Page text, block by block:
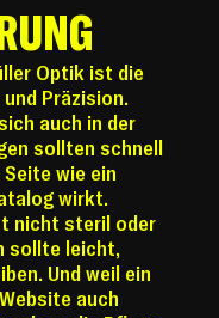
Optik ist die
Präzision.
auch in der
sollten schnell
wie ein
wirkt.
nicht steril oder
sollte leicht,
Und weil ein
auch